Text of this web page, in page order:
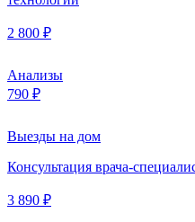
2 800 ₽
Анализы
790 ₽
Выезды на дом
Консультация врача-
3 890 ₽